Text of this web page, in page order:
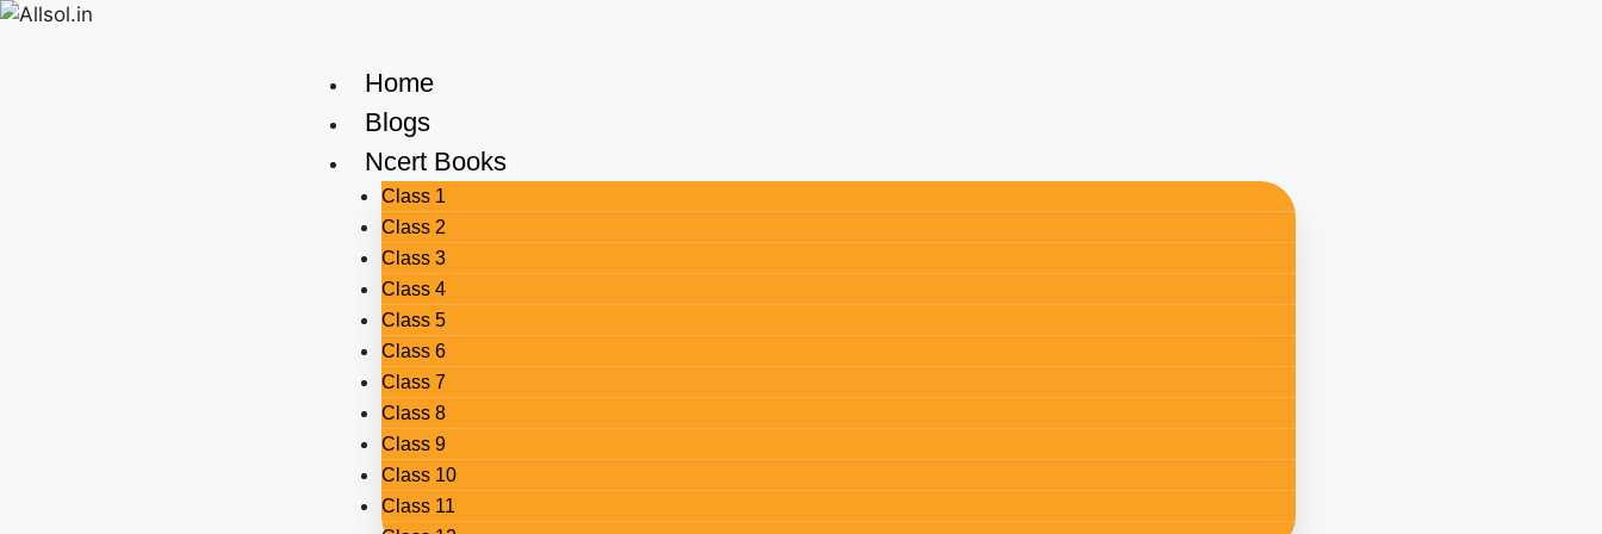
Home
Blogs
Ncert Books
Class 1
Class 2
Class 3
Class 4
Class 5
Class 6
Class 7
Class 8
Class 9
Class 10
Class 11